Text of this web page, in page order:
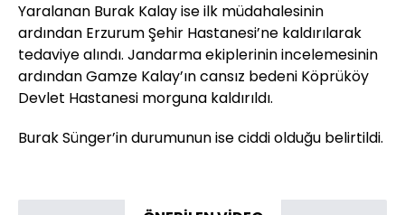
Yaralanan Burak Kalay ise ilk müdahalesinin
ardından Erzurum Şehir Hastanesi’ne kaldırılarak
tedaviye alındı. Jandarma ekiplerinin incelemesinin
ardından Gamze Kalay’ın cansız bedeni Köprüköy
Devlet Hastanesi morguna kaldırıldı.
Burak Sünger’in durumunun ise ciddi olduğu belirtildi.